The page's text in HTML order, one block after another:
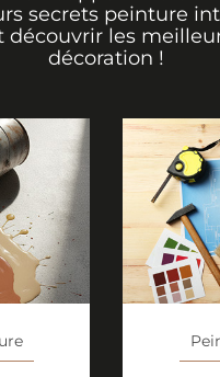
secrets peinture
découvrir les
décoration !